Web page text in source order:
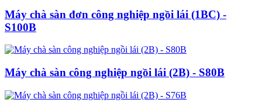
Máy chà sàn đơn công nghiệp ngồi lái (1BC) -
S100B
Máy chà sàn công nghiệp ngồi lái (2B) - S80B